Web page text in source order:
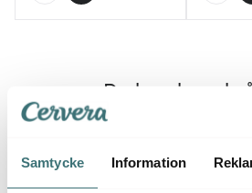
Samtycke Information
Du kanske